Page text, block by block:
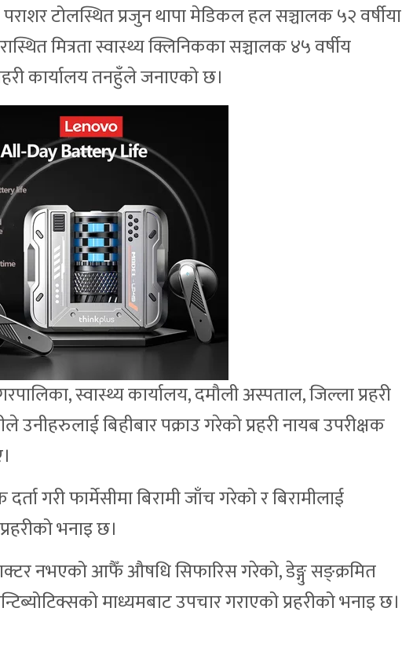
पराशर टोलस्थित प्रजुन थापा मेडिकल हल सञ्चालक ५२ वर्षीया
मित्रता स्वास्थ्य क्लिनिकका सञ्चालक ४५ वर्षीय
कार्यालय तनहुँले जनाएको छ।
स्वास्थ्य कार्यालय, दमौली अस्पताल, जिल्ला प्रहरी
बिहीबार पक्राउ गरेको प्रहरी नायब उपरीक्षक
गरी फार्मेसीमा बिरामी जाँच गरेको र बिरामीलाई
भनाइ छ।
नभएको आफैँ औषधि सिफारिस गरेको, डेङ्गु सङ्क्रमित
माध्यमबाट उपचार गराएको प्रहरीको भनाइ छ।